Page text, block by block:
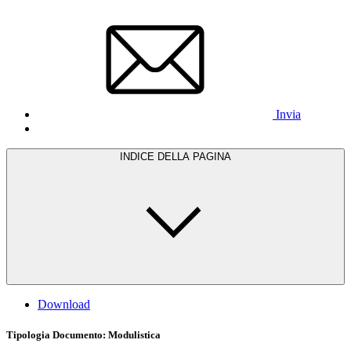
Invia
INDICE DELLA PAGINA
Download
Tipologia Documento: Modulistica